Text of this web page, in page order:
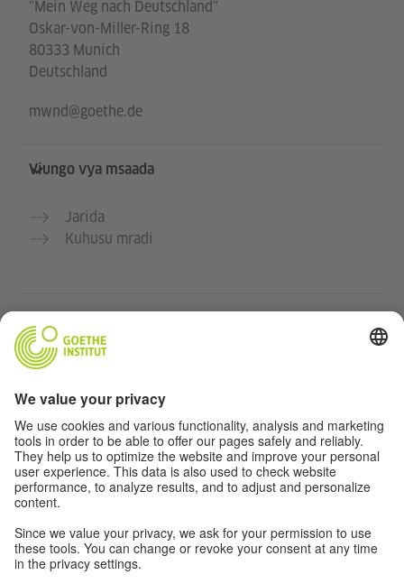
"Mein Weg nach Deutschland"
Oskar-von-Miller-Ring 18
80333 Munich
Deutschland
mwnd@goethe.de
Viungo vya msaada
Jarida
Kuhusu mradi
Kozi za Kijerumani za Goethe-Institut
Tovuti ya walimu “Deutschstunde”
Faragha na Ufikiaji
Taratibu ya faragha